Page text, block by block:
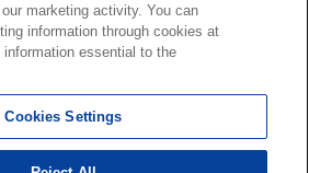
トリマ広告 Geo-Research
ビス
ーズ
marketing activity. You can
information through cookies at
essential to the
Cookies Settings